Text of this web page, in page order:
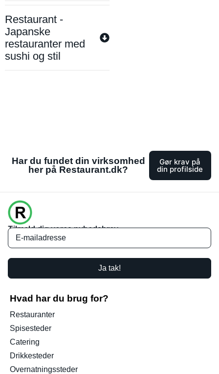
Restaurant -
Japanske
restauranter med
sushi og stil
Har du fundet din virksomhed
her på Restaurant.dk?
Gør krav på
din profilside
Tilmeld dig vores nyhedsbrev
Ja tak!
Hvad har du brug for?
Restauranter
Spisesteder
Catering
Drikkesteder
Overnatningssteder